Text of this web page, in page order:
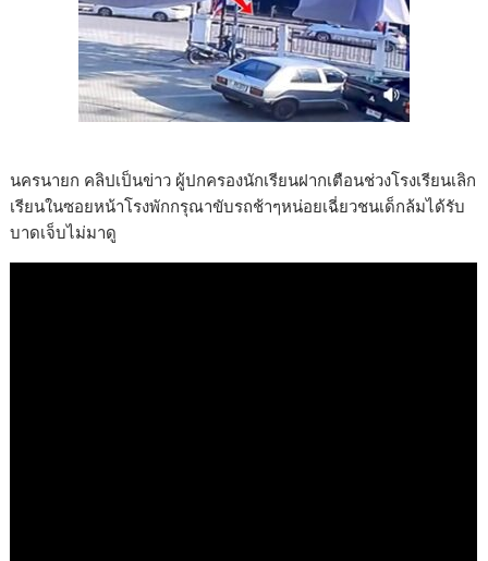
นครนายก คลิปเป็นข่าว ผู้ปกครองนักเรียนฝากเตือนช่วงโรงเรียนเลิก
เรียนในซอยหน้าโรงพักกรุณาขับรถช้าๆหน่อยเฉี่ยวชนเด็กล้มได้รับ
บาดเจ็บไม่มาดู